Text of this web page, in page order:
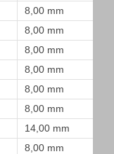
8,00 mm
8,00 mm
8,00 mm
8,00 mm
8,00 mm
8,00 mm
14,00 mm
8,00 mm